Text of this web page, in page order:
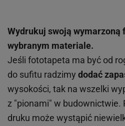
Wydrukuj swoją wymarzoną
wybranym materiale.
Jeśli fototapeta ma być od
do sufitu radzimy dodać
wysokości, tak na wszelki
z "pionami" w budownictwie.
druku może wystąpić